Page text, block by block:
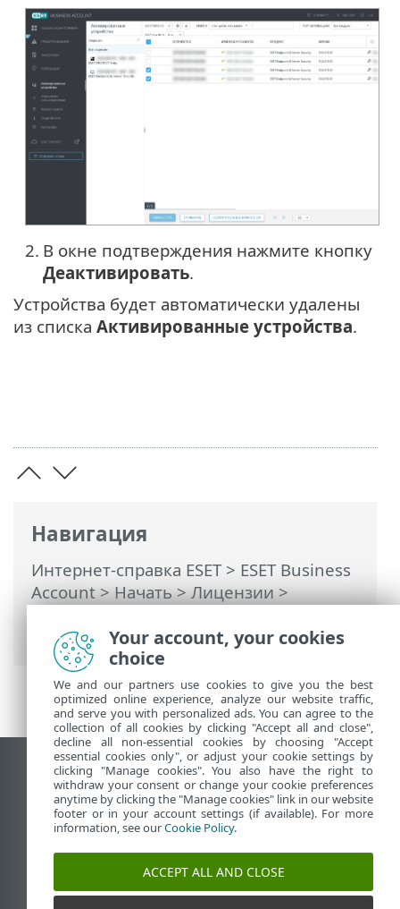
Навигация
Интернет-справка ESET> ESET Business
Account>Начать>Лицензии>
безопасности
2. В окне подтверждения нажмите кнопку
Деактивировать.
Устройства будет автоматически удалены
из списка Активированные устройства.
Использовать сайт для ПК
End of Life
База знаний ESET
ESET Status Portal
Региональная поддержка
Your account, your cookies
choice
We and our partners use cookies to give you the best
optimized online experience, analyze our website traffic,
and serve you with personalized ads. You can agree to the
collection of all cookies by clicking "Accept all and close",
decline all non-essential cookies by choosing "Accept
essential cookies only", or adjust your cookie settings by
clicking "Manage cookies". You also have the right to
withdraw your consent or change your cookie preferences
anytime by clicking the "Manage cookies" link in our website
footer or in your account settings (if available). For more
information, see ourCookie Policy.
ACCEPT ALL AND CLOSE